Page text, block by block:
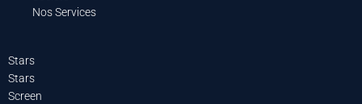
Nos Services
Stars
Stars
Screen